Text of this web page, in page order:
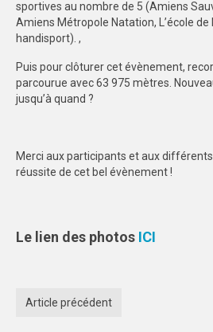
LILLE
VIDÉOTHÈQUE
LOGOTHÈQUE
PARTENAIRES
sportives au nombre de 5 (Amiens
Amiens Métropole Natation, L’école
handisport). ,
Puis pour clôturer cet évènement,
parcourue avec 63 975 mètres.
jusqu’à quand ?
Merci aux participants et aux
réussite de cet bel évènement !
Le lien des photos ICI
Article précédent